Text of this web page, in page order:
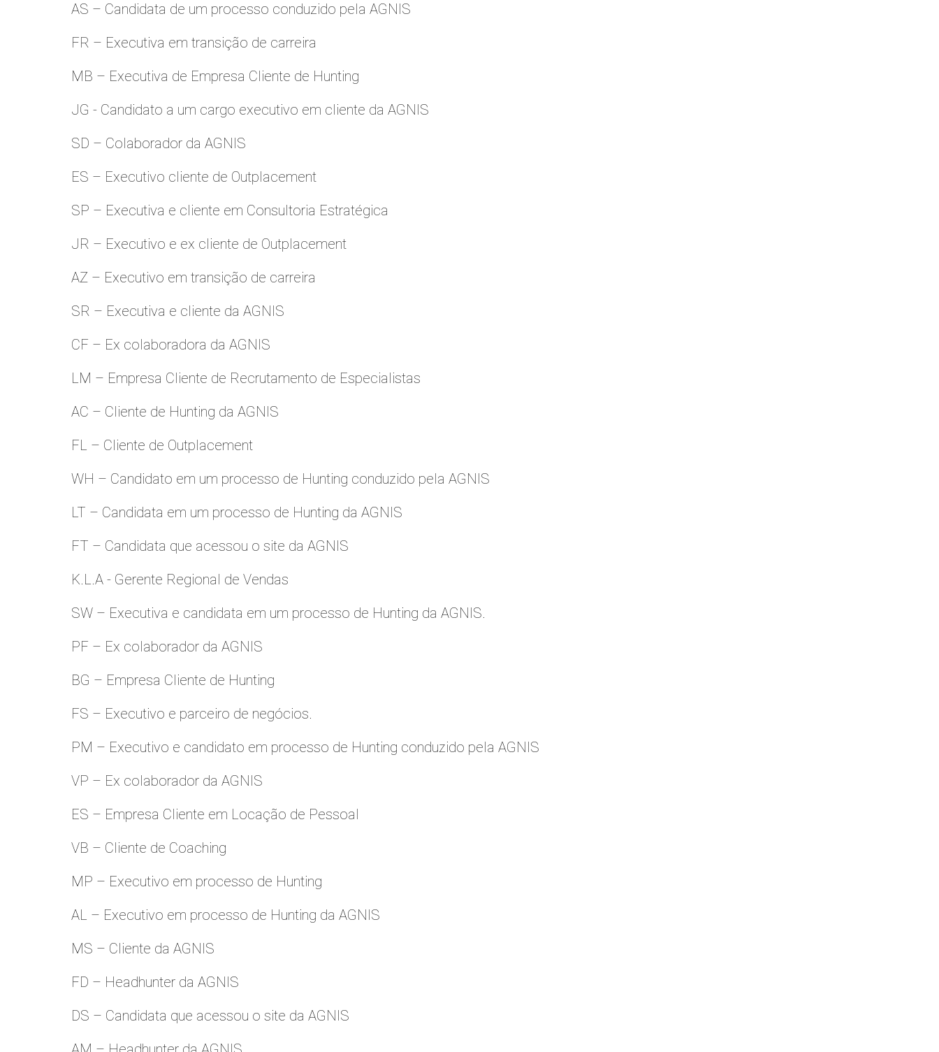
AS – Candidata de um processo conduzido pela AGNIS
FR – Executiva em transição de carreira
MB – Executiva de Empresa Cliente de Hunting
JG - Candidato a um cargo executivo em cliente da AGNIS
SD – Colaborador da AGNIS
ES – Executivo cliente de Outplacement
SP – Executiva e cliente em Consultoria Estratégica
JR – Executivo e ex cliente de Outplacement
AZ – Executivo em transição de carreira
SR – Executiva e cliente da AGNIS
CF – Ex colaboradora da AGNIS
LM – Empresa Cliente de Recrutamento de Especialistas
AC – Cliente de Hunting da AGNIS
FL – Cliente de Outplacement
WH – Candidato em um processo de Hunting conduzido pela AGNIS
LT – Candidata em um processo de Hunting da AGNIS
FT – Candidata que acessou o site da AGNIS
K.L.A - Gerente Regional de Vendas
SW – Executiva e candidata em um processo de Hunting da AGNIS.
PF – Ex colaborador da AGNIS
BG – Empresa Cliente de Hunting
FS – Executivo e parceiro de negócios.
PM – Executivo e candidato em processo de Hunting conduzido pela AGNIS
VP – Ex colaborador da AGNIS
ES – Empresa Cliente em Locação de Pessoal
VB – Cliente de Coaching
MP – Executivo em processo de Hunting
AL – Executivo em processo de Hunting da AGNIS
MS – Cliente da AGNIS
FD – Headhunter da AGNIS
DS – Candidata que acessou o site da AGNIS